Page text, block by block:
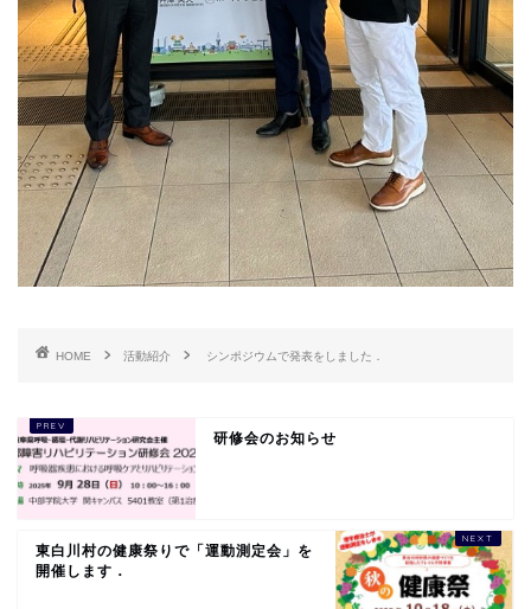
HOME 活動紹介 シンポジウムで発表をしました．
研修会のお知らせ
東白川村の健康祭りで「運動測定会」を
開催します．